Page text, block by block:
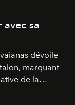
sa
dévoile
marquant
de la